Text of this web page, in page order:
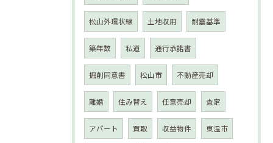
松山外環状線 土地収用 耐震基準
築年数 私道 通行承諾書
掘削同意書 松山市 不動産売却
離婚 住み替え 任意売却 査定
アパート 買取 収益物件 東温市